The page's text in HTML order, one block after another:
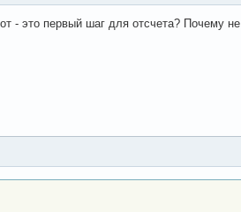
- это первый шаг для отсчета? Почему не